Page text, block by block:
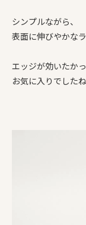
シンプルながら、
表面に伸びやかな
エッジが効いたか
お気に入りでしたね